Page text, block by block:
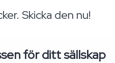
Skicka den nu!
för ditt sällskap